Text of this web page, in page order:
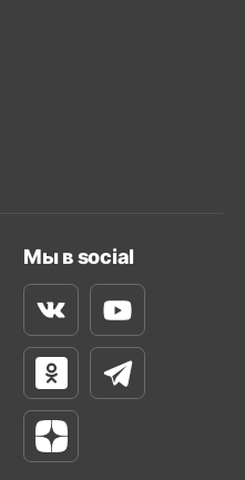
Мы в social
ВконтактеYoutube
Одноклассники
Телеграм
Яндекс Дзен